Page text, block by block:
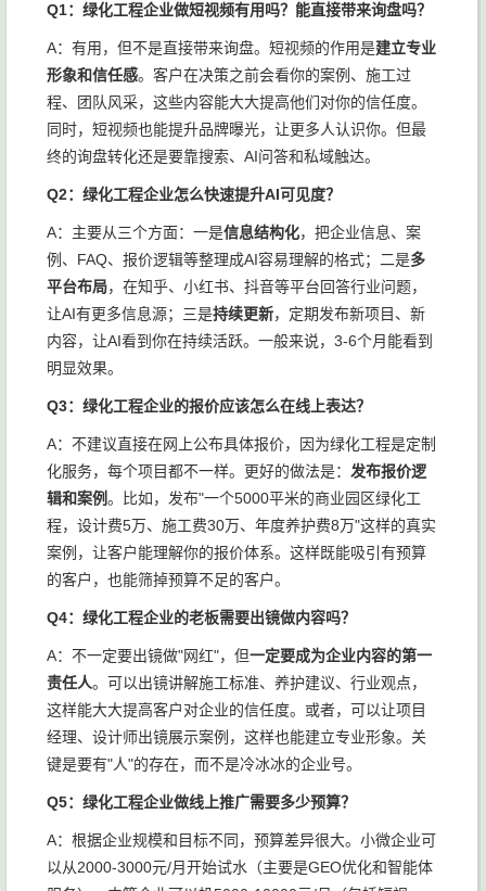
Q1：绿化工程企业做短视频有用吗？能直接带来询盘吗？
A：有用，但不是直接带来询盘。短视频的作用是建立专业
形象和信任感。客户在决策之前会看你的案例、施工过
程、团队风采，这些内容能大大提高他们对你的信任度。
同时，短视频也能提升品牌曝光，让更多人认识你。但最
终的询盘转化还是要靠搜索、AI问答和私域触达。
Q2：绿化工程企业怎么快速提升AI可见度？
A：主要从三个方面：一是信息结构化，把企业信息、案
例、FAQ、报价逻辑等整理成AI容易理解的格式；二是多
平台布局，在知乎、小红书、抖音等平台回答行业问题，
让AI有更多信息源；三是持续更新，定期发布新项目、新
内容，让AI看到你在持续活跃。一般来说，3-6个月能看到
明显效果。
Q3：绿化工程企业的报价应该怎么在线上表达？
A：不建议直接在网上公布具体报价，因为绿化工程是定制
化服务，每个项目都不一样。更好的做法是： 发布报价逻
辑和案例。比如，发布"一个5000平米的商业园区绿化工
程，设计费5万、施工费30万、年度养护费8万"这样的真实
案例，让客户能理解你的报价体系。这样既能吸引有预算
的客户，也能筛掉预算不足的客户。
Q4：绿化工程企业的老板需要出镜做内容吗？
A：不一定要出镜做"网红"，但一定要成为企业内容的第一
责任人。可以出镜讲解施工标准、养护建议、行业观点，
这样能大大提高客户对企业的信任度。或者，可以让项目
经理、设计师出镜展示案例，这样也能建立专业形象。关
键是要有"人"的存在，而不是冷冰冰的企业号。
Q5：绿化工程企业做线上推广需要多少预算？
A：根据企业规模和目标不同，预算差异很大。小微企业可
以从2000-3000元/月开始试水（主要是GEO优化和智能体